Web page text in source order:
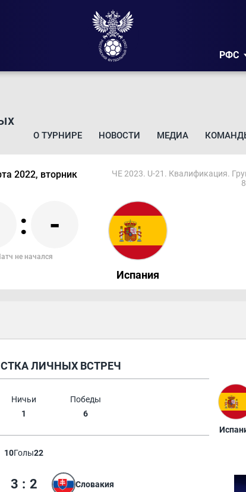
РФС
О ТУРНИРЕ НОВОСТИ МЕДИА
2022, вторник
ЧЕ 2023. U-21. Квалификация.
: -
не начался
Испания
ЛИЧНЫХ ВСТРЕЧ
Ничьи
1
Победы
6
10Голы22
3 : 2 Словакия